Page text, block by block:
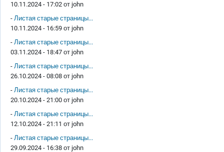
10.11.2024 - 17:02 от john
- Листая старые страницы...
10.11.2024 - 16:59 от john
- Листая старые страницы...
03.11.2024 - 18:47 от john
- Листая старые страницы...
26.10.2024 - 08:08 от john
- Листая старые страницы...
20.10.2024 - 21:00 от john
- Листая старые страницы...
12.10.2024 - 21:11 от john
- Листая старые страницы...
29.09.2024 - 16:38 от john